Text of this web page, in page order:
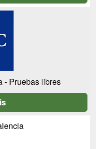
- Pruebas libres